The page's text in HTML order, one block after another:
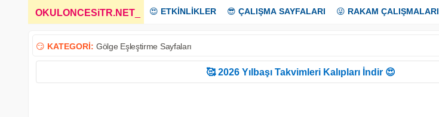
OKULONCESiTR.NET 😍 ETKİNLİKLER 😎 ÇALIŞMA SAYFALARI 😜 RAKAM ÇALIŞMALARI
😏 KATEGORİ: Gölge Eşleştirme Sayfaları
🥰 2026 Yılbaşı Takvimleri Kalıpları İndir 😍